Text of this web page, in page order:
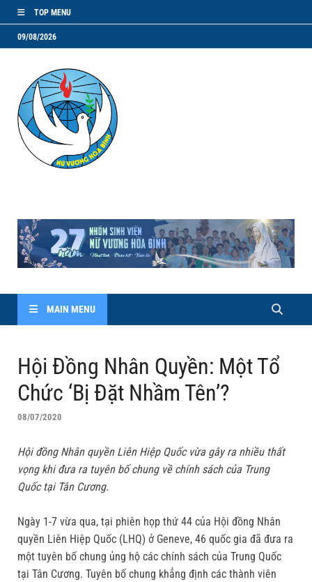
TOP MENU
09/08/2026
MAIN MENU
Hội Đồng Nhân Quyền: Một Tổ
Chức ‘Bị Đặt Nhầm Tên’?
08/07/2020
Hội đồng Nhân quyền Liên Hiệp Quốc vừa gây ra nhiều thất
vọng khi đưa ra tuyên bố chung về chính sách của Trung
Quốc tại Tân Cương.
Ngày 1-7 vừa qua, tại phiên họp thứ 44 của Hội đồng Nhân
quyền Liên Hiệp Quốc (LHQ) ở Geneve, 46 quốc gia đã đưa ra
một tuyên bố chung ủng hộ các chính sách của Trung Quốc
tại Tân Cương. Tuyên bố chung khẳng định các thành viên